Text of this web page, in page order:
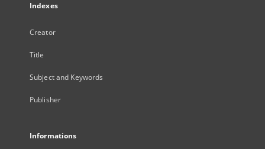
Indexes
Creator
Title
Subject and Keywords
Publisher
Informations